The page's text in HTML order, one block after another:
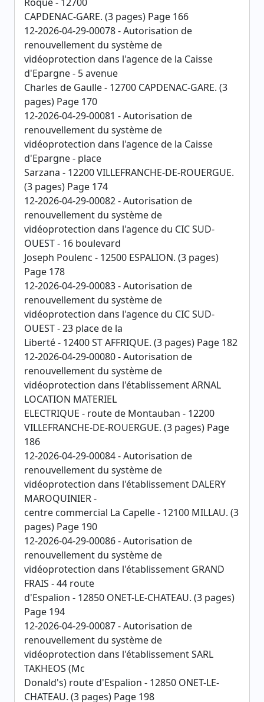
CAPDENAC-GARE. (3 pages) Page 166
12-2026-04-29-00078 - Autorisation de
renouvellement du système de
vidéoprotection dans l'agence de la Caisse
d'Epargne - 5 avenue
Charles de Gaulle - 12700 CAPDENAC-GARE. (3
pages) Page 170
12-2026-04-29-00081 - Autorisation de
renouvellement du système de
vidéoprotection dans l'agence de la Caisse
d'Epargne - place
Sarzana - 12200 VILLEFRANCHE-DE-ROUERGUE.
(3 pages) Page 174
12-2026-04-29-00082 - Autorisation de
renouvellement du système de
vidéoprotection dans l'agence du CIC SUD-
OUEST - 16 boulevard
Joseph Poulenc - 12500 ESPALION. (3 pages)
Page 178
12-2026-04-29-00083 - Autorisation de
renouvellement du système de
vidéoprotection dans l'agence du CIC SUD-
OUEST - 23 place de la
Liberté - 12400 ST AFFRIQUE. (3 pages) Page 182
12-2026-04-29-00080 - Autorisation de
renouvellement du système de
vidéoprotection dans l'établissement ARNAL
LOCATION MATERIEL
ELECTRIQUE - route de Montauban - 12200
VILLEFRANCHE-DE-ROUERGUE. (3 pages) Page
186
12-2026-04-29-00084 - Autorisation de
renouvellement du système de
vidéoprotection dans l'établissement DALERY
MAROQUINIER -
centre commercial La Capelle - 12100 MILLAU. (3
pages) Page 190
12-2026-04-29-00086 - Autorisation de
renouvellement du système de
vidéoprotection dans l'établissement GRAND
FRAIS - 44 route
d'Espalion - 12850 ONET-LE-CHATEAU. (3 pages)
Page 194
12-2026-04-29-00087 - Autorisation de
renouvellement du système de
vidéoprotection dans l'établissement SARL
TAKHEOS (Mc
Donald's) route d'Espalion - 12850 ONET-LE-
CHATEAU. (3 pages) Page 198